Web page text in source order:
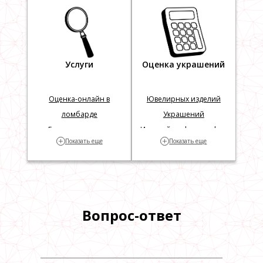
Серебряные часы
Услуги
Оценка-онлайн в
ломбарде
Геммологическая
экспертиза
+ Показать еще
Оценка украшений
Ювелирных изделий
Украшений
Изделий по фотографии
Часов
Часов по фотографии
+ Показать еще
Вопрос-ответ